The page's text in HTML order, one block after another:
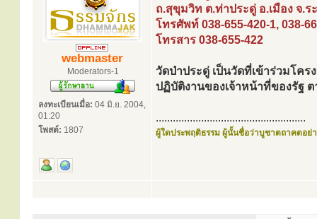
webmaster
Moderators-1
ลงทะเบียนเมื่อ: 04 มิ.ย. 2004,
01:20
โพสต์: 1807
ถ.สุขุมวิท ต.ท่าประดู่ อ.เมือง จ.ร
โทรศัพท์ 038-655-420-1, 038-
โทรสาร 038-655-422
วัดป่าประดู่ เป็นวัดที่เข้าร่วมโค
ปฏิบัติงานของเจ้าหน้าที่ของรัฐ
.....................................................
ผู้ใดประพฤติธรรม ผู้นั้นชื่อว่าบูชาตถาคตอย่า